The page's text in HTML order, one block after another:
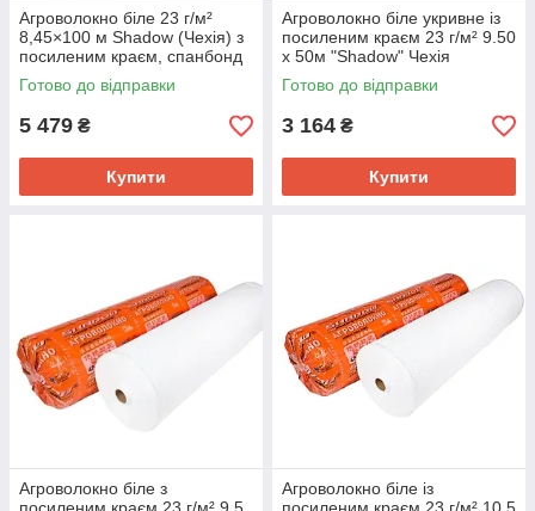
Агроволокно біле 23 г/м²
8,45×100 м Shadow (Чехія) з
посиленим краєм, спанбонд
для теплиць і укриття рослин
Готово до відправки
5 479 ₴
Купити
Агроволокно біле укривне із
посиленим краєм 23 г/м² 9.50
х 50м "Shadow" Чехія
Готово до відправки
3 164 ₴
Купити
Агроволокно біле з
Агроволокно біле із